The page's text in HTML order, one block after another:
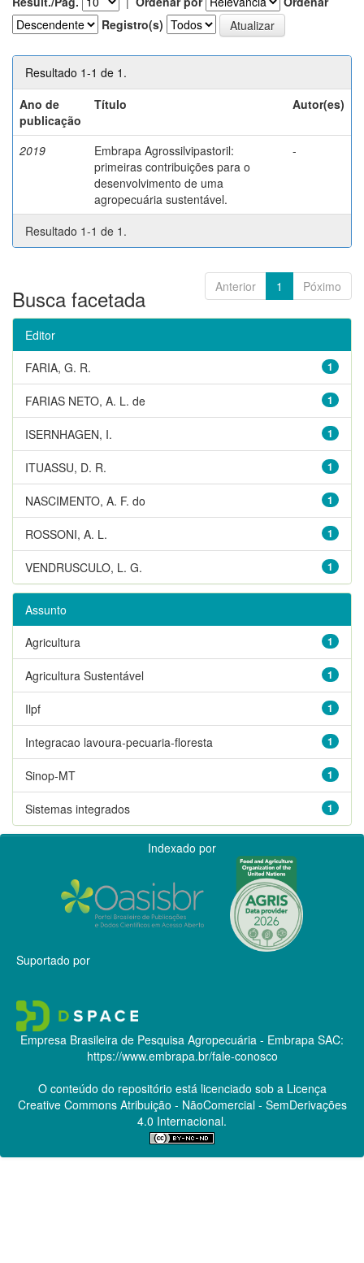
Registro(s)
Resultado 1-1 de 1.
Ano de
publicação
Título Autor(es)
2019
Embrapa Agrossilvipastoril:
primeiras contribuições para o
desenvolvimento de uma
agropecuária sustentável.
-
Resultado 1-1 de 1.
Anterior 1 Póximo
Busca facetada
Editor
1
FARIA, G. R.
1
FARIAS NETO, A. L. de
1
ISERNHAGEN, I.
1
ITUASSU, D. R.
1
NASCIMENTO, A. F. do
1
ROSSONI, A. L.
1
VENDRUSCULO, L. G.
Assunto
1
Agricultura
1
Agricultura Sustentável
1
Ilpf
1
Integracao lavoura-pecuaria-floresta
1
Sinop-MT
1
Sistemas integrados
Indexado por
Suportado por
Empresa Brasileira de Pesquisa Agropecuária - Embrapa SAC:
https://www.embrapa.br/fale-conosco
O conteúdo do repositório está licenciado sob a Licença
Creative CommonsAtribuição - NãoComercial - SemDerivações
4.0 Internacional.